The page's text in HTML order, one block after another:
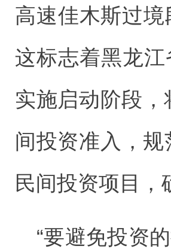
高速佳木斯过
这标志着黑龙
实施启动阶段
间投资准入，
民间投资项目，
“要避免投资